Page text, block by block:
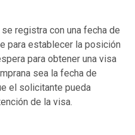
registra con una fecha de
para establecer la posición
para obtener una visa
sea la fecha de
el solicitante pueda
de la visa.